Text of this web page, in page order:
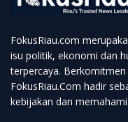
FokusRiau.com
isu politik, ekonomi dan
terpercaya.
FokusRiau.Com hadir
kebijakan dan